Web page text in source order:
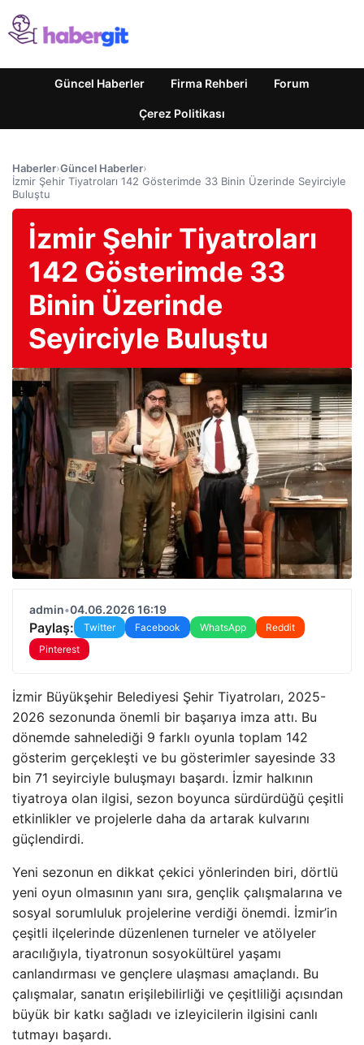
Güncel Haberler Firma Rehberi Forum
Çerez Politikası
Haberler›Güncel Haberler›
İzmir Şehir Tiyatroları 142 Gösterimde 33 Binin Üzerinde Seyirciyle
Buluştu
İzmir Şehir Tiyatroları
142 Gösterimde 33
Binin Üzerinde
Seyirciyle Buluştu
admin•04.06.2026 16:19
Paylaş: Twitter Facebook WhatsApp
Reddit
Pinterest
İzmir Büyükşehir Belediyesi Şehir Tiyatroları, 2025-
2026 sezonunda önemli bir başarıya imza attı. Bu
dönemde sahnelediği 9 farklı oyunla toplam 142
gösterim gerçekleşti ve bu gösterimler sayesinde 33
bin 71 seyirciyle buluşmayı başardı. İzmir halkının
tiyatroya olan ilgisi, sezon boyunca sürdürdüğü çeşitli
etkinlikler ve projelerle daha da artarak kulvarını
güçlendirdi.
Yeni sezonun en dikkat çekici yönlerinden biri, dörtlü
yeni oyun olmasının yanı sıra, gençlik çalışmalarına ve
sosyal sorumluluk projelerine verdiği önemdi. İzmir’in
çeşitli ilçelerinde düzenlenen turneler ve atölyeler
aracılığıyla, tiyatronun sosyokültürel yaşamı
canlandırması ve gençlere ulaşması amaçlandı. Bu
çalışmalar, sanatın erişilebilirliği ve çeşitliliği açısından
büyük bir katkı sağladı ve izleyicilerin ilgisini canlı
tutmayı başardı.